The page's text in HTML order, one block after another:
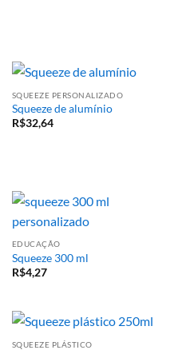
SQUEEZE PERSONALIZADO
Squeeze de alumínio
R$32,64
EDUCAÇÃO
Squeeze 300 ml
R$4,27
SQUEEZE PLÁSTICO